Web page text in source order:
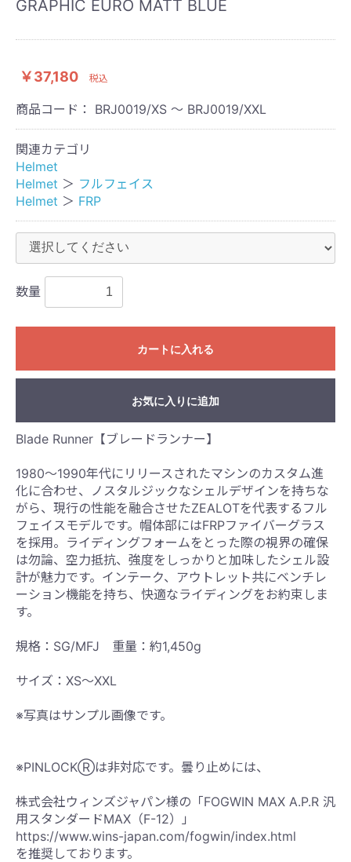
GRAPHIC EURO MATT BLUE
￥37,180 税込
商品コード： BRJ0019/XS ～ BRJ0019/XXL
関連カテゴリ
Helmet
Helmet ＞ フルフェイス
Helmet ＞ FRP
数量
カートに入れる
お気に入りに追加
Blade Runner【ブレードランナー】
1980〜1990年代にリリースされたマシンのカスタム進
化に合わせ、ノスタルジックなシェルデザインを持ちな
がら、現行の性能を融合させたZEALOTを代表するフル
フェイスモデルです。帽体部にはFRPファイバーグラス
を採用。ライディングフォームをとった際の視界の確保
は勿論、空力抵抗、強度をしっかりと加味したシェル設
計が魅力です。インテーク、アウトレット共にベンチレ
ーション機能を持ち、快適なライディングをお約束しま
す。
規格：SG/MFJ 重量：約1,450g
サイズ：XS〜XXL
※写真はサンプル画像です。
※PINLOCKⓇは非対応です。曇り止めには、
株式会社ウィンズジャパン様の「FOGWIN MAX A.P.R 汎
用スタンダードMAX（F-12）」
https://www.wins-japan.com/fogwin/index.html
を推奨しております。